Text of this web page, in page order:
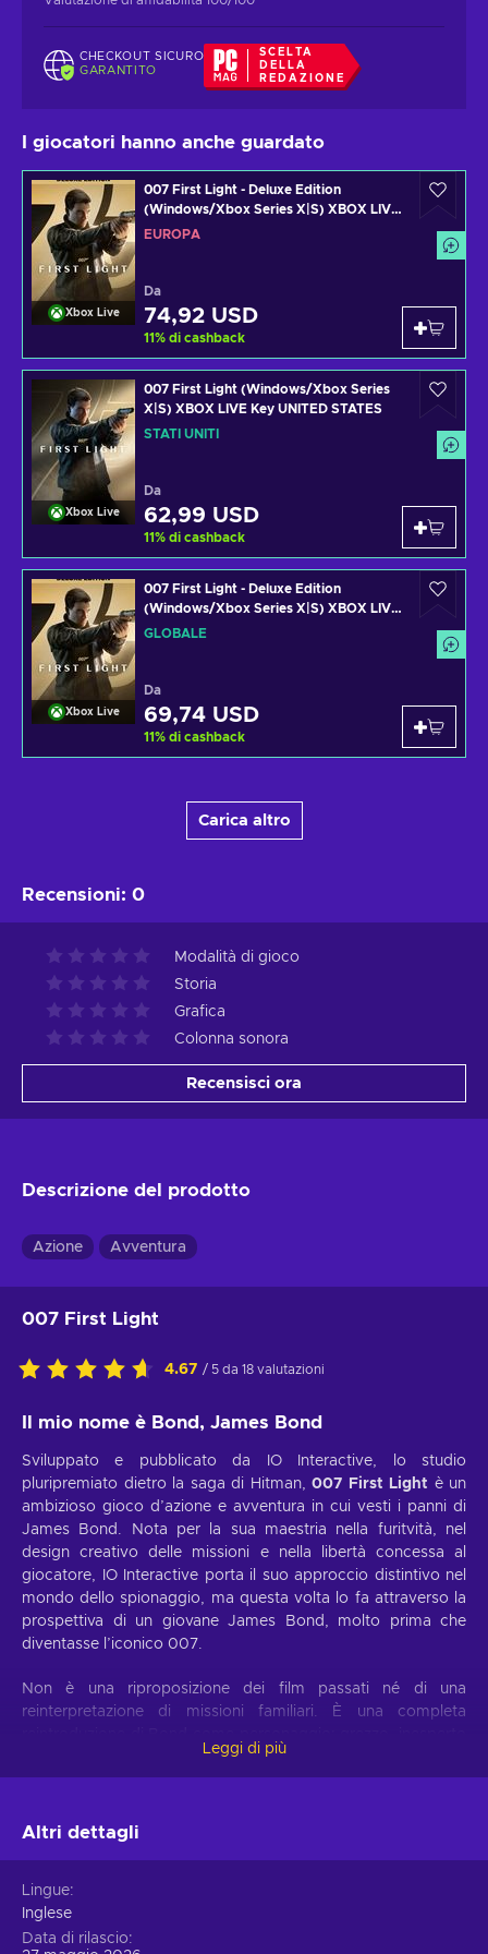
CHECKOUT SICURO
GARANTITO
SCELTA
DELLA
REDAZIONE
I giocatori hanno anche guardato
Xbox Live
007 First Light - Deluxe Edition
(Windows/Xbox Series X|S) XBOX LIVE
Key EUROPE
EUROPA
Da
74,92 USD
11% di cashback
Xbox Live
007 First Light (Windows/Xbox Series
X|S) XBOX LIVE Key UNITED STATES
STATI UNITI
Da
62,99 USD
11% di cashback
Xbox Live
007 First Light - Deluxe Edition
(Windows/Xbox Series X|S) XBOX LIVE
Key GLOBAL
GLOBALE
Da
69,74 USD
11% di cashback
Carica altro
Recensioni: 0
Modalità di gioco
Storia
Grafica
Colonna sonora
Recensisci ora
Descrizione del prodotto
Azione Avventura
007 First Light
4.67 / 5 da 18 valutazioni
Il mio nome è Bond, James Bond
Sviluppato e pubblicato da IO Interactive, lo studio
pluripremiato dietro la saga di Hitman,
007 First Light è un
ambizioso gioco d’azione e avventura in cui vesti i panni di
James Bond. Nota per la sua maestria nella furitvità, nel
design creativo delle missioni e nella libertà concessa al
giocatore, IO Interactive porta il suo approccio distintivo nel
mondo dello spionaggio, ma questa volta lo fa attraverso la
prospettiva di un giovane James Bond, molto prima che
diventasse l’iconico 007.
Non è una riproposizione dei film passati né di una
reinterpretazione di missioni familiari. È una completa
e spinto dal potenziale più che dall’eredità. Ti metti nei panni
di un giovane recluta dell’MI6, incaricato di portare a termine
status “00”. Mentre affronti operazioni letali, giochi di potere
Un thriller di spionaggio cinematografico con
un’anima votata alla furtività
Leggi di più
Altri dettagli
Lingue
Inglese
Data di rilascio